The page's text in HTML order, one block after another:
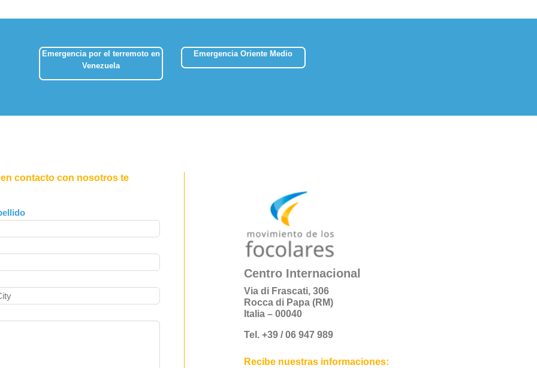
Emergencia por el terremoto en
Venezuela
Emergencia Oriente Medio
contacto con nosotros te
Centro Internacional
Via di Frascati, 306
Rocca di Papa (RM)
Italia – 00040
Tel. +39 / 06 947 989
Recibe nuestras informaciones: